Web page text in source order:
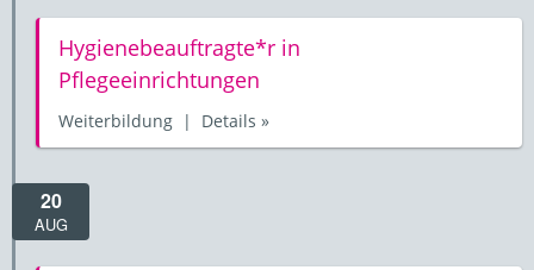
Hygienebeauftragte*r in
Pflegeeinrichtungen
Weiterbildung | Details »
20
AUG